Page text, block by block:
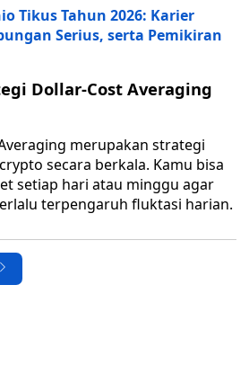
Tikus Tahun 2026: Karier
Serius, serta Pemikiran
Dollar-Cost Averaging
merupakan strategi
secara berkala. Kamu bisa
setiap hari atau minggu agar
terpengaruh fluktasi harian.